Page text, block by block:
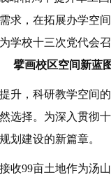
求，在拓展办学空
学校十三次党代会
擘画校区空间新蓝
升，科研教学空间
选择。为深入贯彻
划建设的新篇章。
收99亩土地作为汤